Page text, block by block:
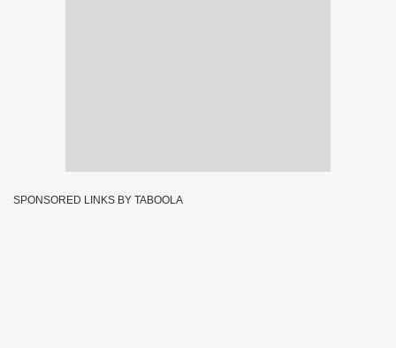
SPONSORED LINKS BY TABOOLA